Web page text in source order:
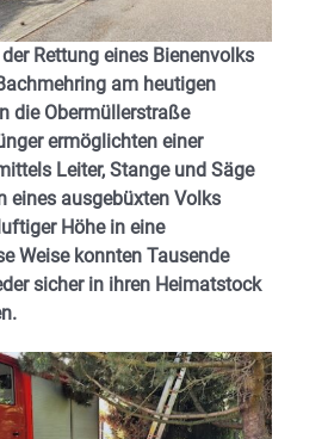
Rettung eines Bienenvolks
am heutigen
die Obermüllerstraße
ermöglichten einer
Leiter, Stange und Säge
eines ausgebüxten Volks
Höhe in eine
Weise konnten Tausende
sicher in ihren Heimatstock